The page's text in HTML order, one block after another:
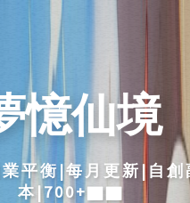
憶仙境
平衡|每月更新|自創
本|700+▇▇